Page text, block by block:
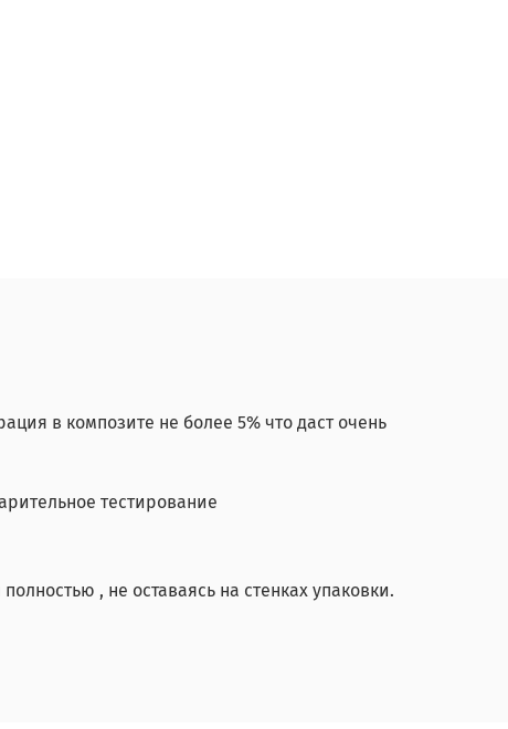
в композите не более 5% что даст очень
тестирование
, не оставаясь на стенках упаковки.